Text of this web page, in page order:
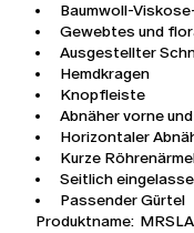
Baumwoll-
Gewebtes und
Ausgestellter
Hemdkragen
Knopfleiste
Abnäher vorne
Horizontaler
Kurze
Seitlich
Passender Gürtel
Produktname: